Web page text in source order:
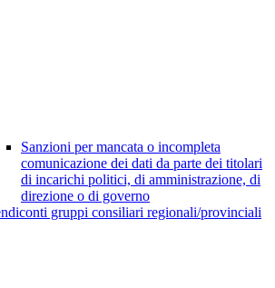
Sanzioni per mancata o incompleta
comunicazione dei dati da parte dei titolari
di incarichi politici, di amministrazione, di
direzione o di governo
gruppi consiliari regionali/provinciali